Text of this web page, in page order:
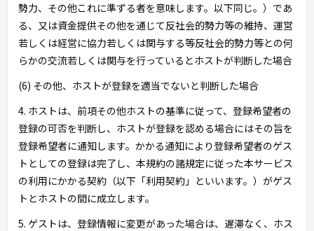
勢力、その他これに準ずる者を意味します。以下同じ。）であ
る、又は資金提供その他を通じて反社会的勢力等の維持、運営
若しくは経営に協力若しくは関与する等反社会的勢力等との何
らかの交流若しくは関与を行っているとホストが判断した場合
(6) その他、ホストが登録を適当でないと判断した場合
4. ホストは、前項その他ホストの基準に従って、登録希望者の
登録の可否を判断し、ホストが登録を認める場合にはその旨を
登録希望者に通知します。かかる通知により登録希望者のゲス
トとしての登録は完了し、本規約の諸規定に従った本サービス
の利用にかかる契約（以下「利用契約」といいます。）がゲス
トとホストの間に成立します。
5. ゲストは、登録情報に変更があった場合は、遅滞なく、ホス